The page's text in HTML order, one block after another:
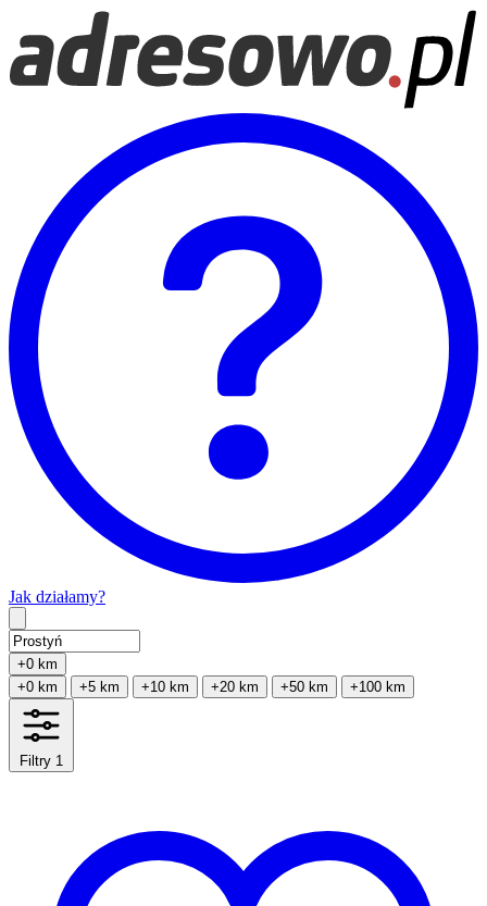
Jak działamy?
+0 km
+0 km
+5 km +10 km +20 km +50 km +100 km
Filtry 1